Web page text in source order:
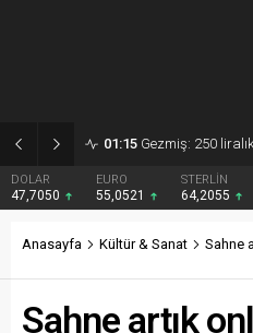
01:15 Gezmiş: 250
DOLAR
47,7050
EURO
55,0521
STERLİN
64,2055
Anasayfa Kültür & Sanat Sahne
Sahne artık